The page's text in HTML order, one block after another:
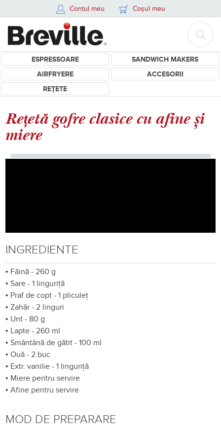
Contul meu Coșul meu
ESPRESSOARE
SANDWICH MAKERS
AIRFRYERE
ACCESORII
REȚETE
Rețetă gofre clasice cu afine și
miere
INGREDIENTE
• Făină - 260 g
•Sare - 1 linguriță
• Praf de copt - 1 pliculeț
•Zahăr - 2 linguri
• Unt - 80 g
• Lapte - 260 ml
•Smântână de gătit - 100 ml
•Ouă - 2 buc
• Extr. vanilie - 1 linguriță
• Miere pentru servire
•Afine pentru servire
MOD DE PREPARARE